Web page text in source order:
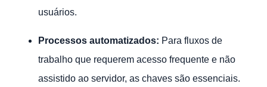
usuários.
Processos automatizados: Para fluxos de
trabalho que requerem acesso frequente e não
assistido ao servidor, as chaves são essenciais.